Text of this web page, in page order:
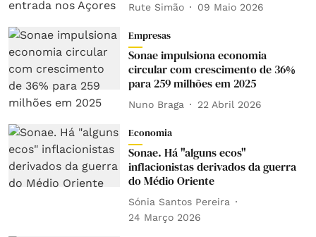
Rute Simão 09 Maio 2026
Empresas
Sonae impulsiona economia
circular com crescimento de 36%
para 259 milhões em 2025
Nuno Braga 22 Abril 2026
Economia
Sonae. Há "alguns ecos"
inflacionistas derivados da guerra
do Médio Oriente
Sónia Santos Pereira
24 Março 2026